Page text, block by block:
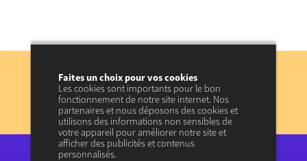
à notre lettre d’information
JE M’INSCRIS
Consulter les précédentes lettres d’information
Faites un choix pour vos cookies
Les cookies sont importants pour le bon
fonctionnement de notre site internet. Nos
partenaires et nous déposons des cookies et
utilisons des informations non sensibles de
votre appareil pour améliorer notre site et
afficher des publicités et contenus
personnalisés.